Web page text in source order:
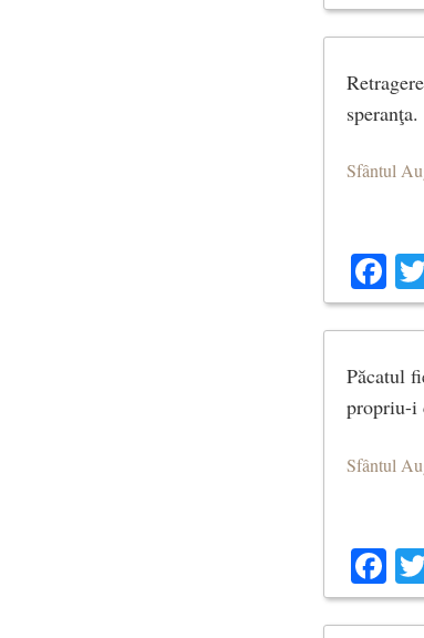
speranţa.
Sfântul
Păcatul
propriu-i
Sfântul